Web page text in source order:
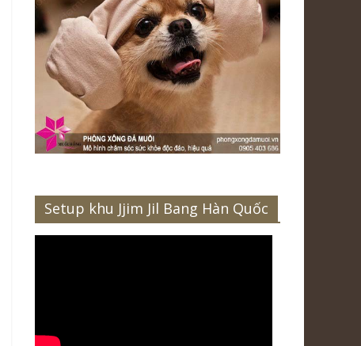
Setup khu Jjim Jil Bang Hàn Quốc